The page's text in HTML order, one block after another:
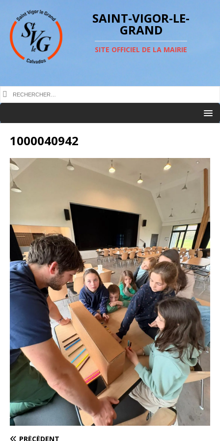
SAINT-VIGOR-LE-
GRAND
SITE OFFICIEL DE LA MAIRIE
1000040942
PRÉCÉDENT